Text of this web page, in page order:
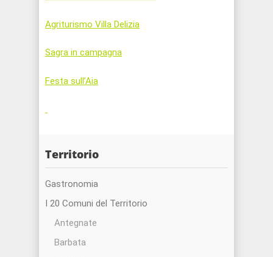
Agriturismo Villa Delizia
Sagra in campagna
Festa sull’Aia
Territorio
Gastronomia
I 20 Comuni del Territorio
Antegnate
Barbata